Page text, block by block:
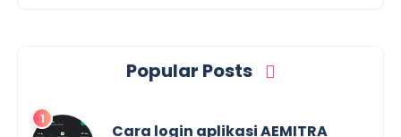
Popular Posts
Cara login aplikasi AEMITRA